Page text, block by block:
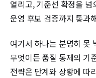
열리고, 기준선 확정을
운영 후보 검증까지 통과
여기서 하나는 분명히 못
무엇이든 품질 통제의 기
전략은 단계와 상황에 따